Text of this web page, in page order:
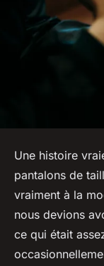
Une histoire
pantalons de
vraiment à la
nous devions
ce qui était